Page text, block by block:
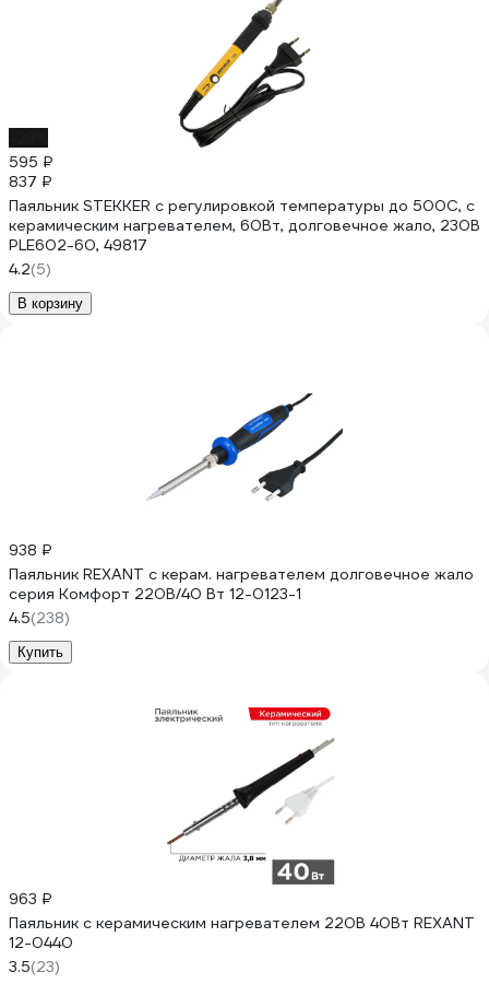
595 ₽
837 ₽
Паяльник STEKKER с регулировкой температуры до 500С, с
керамическим нагревателем, 60Вт, долговечное жало, 230В
PLE602-60, 49817
4.2(5)
В корзину
938 ₽
Паяльник REXANT с керам. нагревателем долговечное жало
серия Комфорт 220В/40 Вт 12-0123-1
4.5(238)
Купить
963 ₽
Паяльник с керамическим нагревателем 220В 40Вт REXANT
12-0440
3.5(23)